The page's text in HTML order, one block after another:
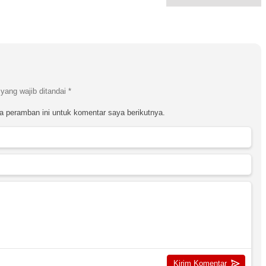
wajib ditandai *
ini untuk komentar saya berikutnya.